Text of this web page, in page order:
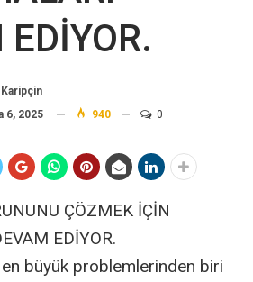
6, 2025 940 0
ÇÖZMEK İÇİN
EDİYOR.
en büyük problemlerinden biri